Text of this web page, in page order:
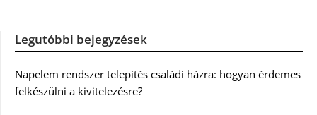
Legutóbbi bejegyzések
Napelem rendszer telepítés családi házra: hogyan érdemes
felkészülni a kivitelezésre?